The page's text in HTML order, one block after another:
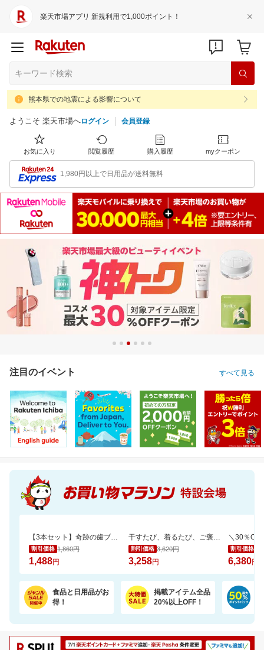
楽天市場アプリ 新規利用で1,000ポイント！
熊本県での地震による影響について
ようこそ 楽天市場へログイン 会員登録
お気に入り 閲覧履歴 購入履歴 myクーポン
1,980円以上で日用品が送料無料
注目のイベント すべて見る
【3本セット】奇跡の歯ブラシ 正規品 / CMで話題 / 独自のピラミッド構造
割引価格 1,860円
1,488円
干すたび、着るたび、ご褒美の香り。洗浄・抗菌・消臭・柔軟・香りを1粒に凝縮。
割引価格 3,620円
3,258円
割引価格
6,380円
食品と日用品がお
得！
掲載アイテム全品
20%以上OFF！